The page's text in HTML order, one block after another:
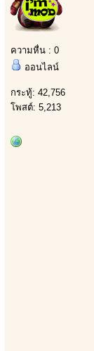
ความหื่น : 0
ออนไลน์
กระทู้: 42,756
โพสต์: 5,213